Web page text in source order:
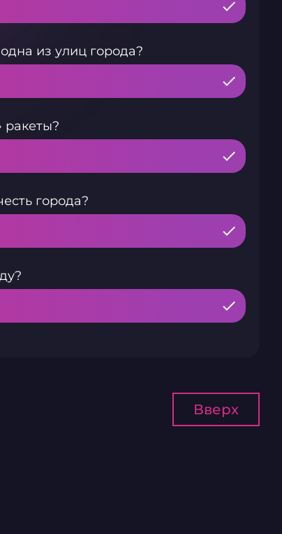
из улиц города?
ракеты?
города?
Вверх